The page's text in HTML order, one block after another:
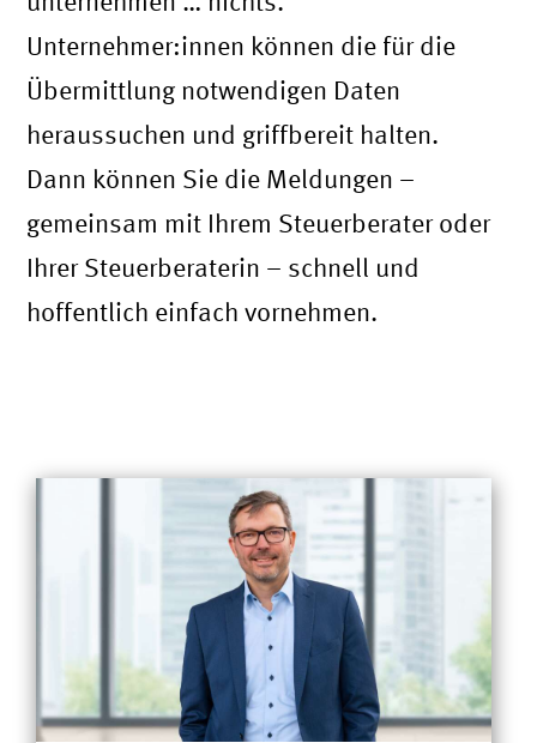
Unternehmer:innen können die für die
Übermittlung notwendigen Daten
heraussuchen und griffbereit halten.
Dann können Sie die Meldungen –
gemeinsam mit Ihrem Steuerberater oder
Ihrer Steuerberaterin – schnell und
hoffentlich einfach vornehmen.